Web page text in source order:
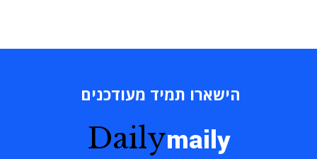
הישארו תמיד מעודכנים
Dailymaily